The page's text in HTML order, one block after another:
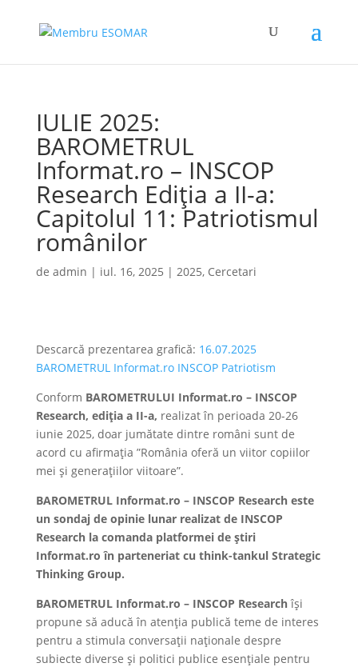
IULIE 2025:
BAROMETRUL
Informat.ro – INSCOP
Research Ediția a II-a:
Capitolul 11: Patriotismul
românilor
de admin | iul. 16, 2025 | 2025, Cercetari
Descarcă prezentarea grafică: 16.07.2025
BAROMETRUL Informat.ro INSCOP Patriotism
Conform BAROMETRULUI Informat.ro – INSCOP
Research, ediția a II-a, realizat în perioada 20-26
iunie 2025, doar jumătate dintre români sunt de
acord cu afirmația ”România oferă un viitor copiilor
mei și generațiilor viitoare”.
BAROMETRUL Informat.ro – INSCOP Research este
un sondaj de opinie lunar realizat de INSCOP
Research la comanda platformei de știri
Informat.ro în parteneriat cu think-tankul Strategic
Thinking Group.
BAROMETRUL Informat.ro – INSCOP Researchîși
propune să aducă în atenția publică teme de interes
pentru a stimula conversații naționale despre
subiecte diverse și politici publice esențiale pentru